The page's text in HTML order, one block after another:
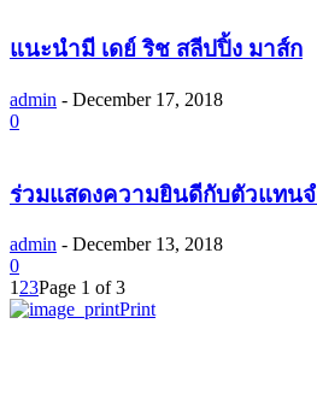
แนะนำมี เดย์ ริช สลีปปิ้ง มาส์ก
admin - December 17, 2018
0
ร่วมแสดงความยินดีกับตัวแทน
admin - December 13, 2018
0
1 23Page 1 of 3
Print